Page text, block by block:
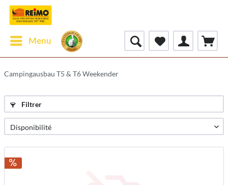
Menu
Campingausbau T5 & T6 Weekender
Filtrer